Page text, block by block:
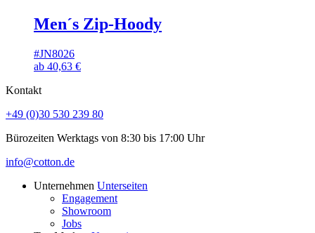
Men´s Zip-Hoody
#JN8026
ab 40,63 €
Kontakt
+49 (0)30 530 239 80
Bürozeiten Werktags von 8:30 bis 17:00 Uhr
info@cotton.de
Unternehmen Unterseiten
Engagement
Showroom
Jobs